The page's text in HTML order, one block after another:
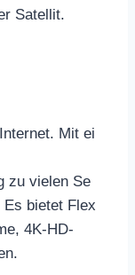
Satellit.
Mit ei
zu vielen Se
Es bietet Flex
4K-HD-